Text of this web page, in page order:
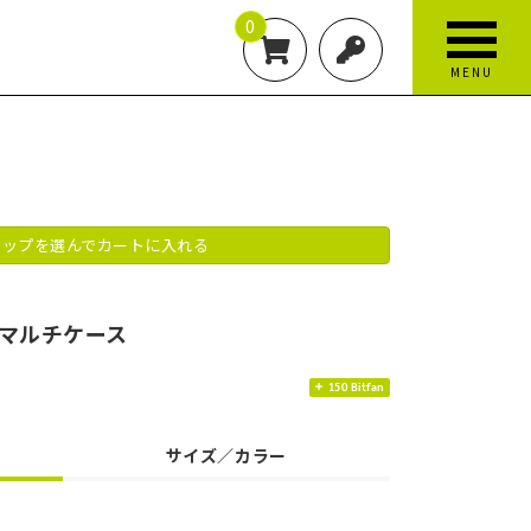
0
MENU
プを選んでカートに入れる
ルチケース
150 Bitfan
サイズ／カラー